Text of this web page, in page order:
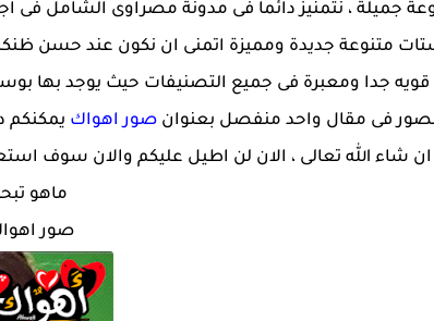
جميلة ، نتمنيز دائما فى مدونة مصراوى الشامل
متنوعة جديدة ومميزة اتمنى ان نكون عند حسن
جدا ومعبرة فى جميع التصنيفات حيث يوجد بها
فى مقال واحد منفصل بعنوانصور اهواك
ان شاء الله تعالى ، الان لن اطيل عليكم والان سوف
ماهو
صور اهواك 2017 اجمل بوستات